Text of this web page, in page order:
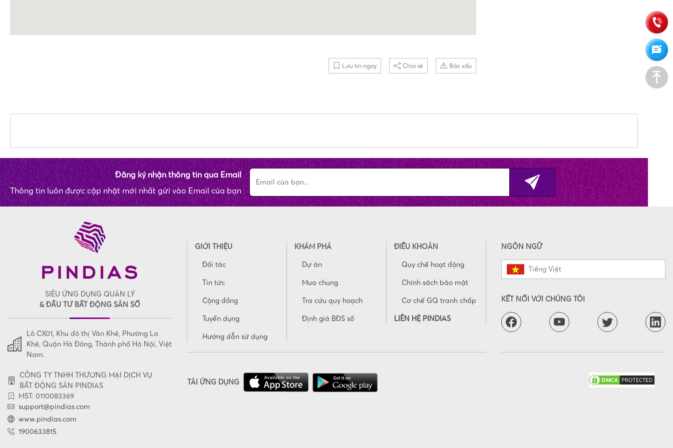
Lưu tin ngay Chia sẻ Báo xấu
Đăng ký nhận thông tin qua Email
Thông tin luôn được cập nhật mới nhất gửi vào Email của bạn
GIỚI THIỆU
Đối tác
Tin tức
Cộng đồng
Tuyển dụng
Hướng dẫn sử dụng
KHÁM PHÁ
Dự án
Mua chung
Tra cứu quy hoạch
Định giá BĐS số
ĐIỀU KHOẢN
Quy chế hoạt động
Chính sách bảo mật
Cơ chế GQ tranh chấp
LIÊN HỆ PINDIAS
TẢI ỨNG DỤNG
SIÊU ỨNG DỤNG QUẢN LÝ
& ĐẦU TƯ BẤT ĐỘNG SẢN SỐ
Lô CX01, Khu đô thị Văn Khê, Phường La
Khê, Quận Hà Đông, Thành phố Hà Nội, Việt
Nam.
CÔNG TY TNHH THƯƠNG MẠI DỊCH VỤ
BẤT ĐỘNG SẢN PINDIAS
MST: 0110083369
support@pindias.com
www.pindias.com
1900633815
NGÔN NGỮ
Tiếng Việt
KẾT NỐI VỚI CHÚNG TÔI